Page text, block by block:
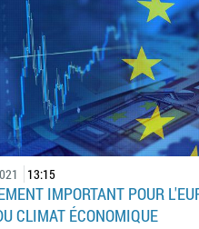
13:15
IMPORTANT POUR
CLIMAT ÉCONOMIQUE